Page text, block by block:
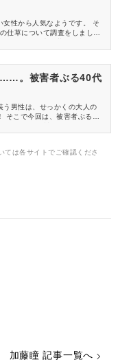
女性から人気なようです。 そ
仕草について調査をしまし
……。被害者ぶる40代
う男性は、せっかくの大人の
こで今回は、被害者ぶる40
は各サイトでご確認くださ
加藤瞳 記事一覧へ